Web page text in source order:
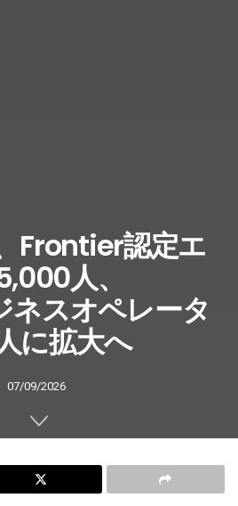
Frontier認定エ
人、
スオペレータ
に拡大へ
07/09/2026